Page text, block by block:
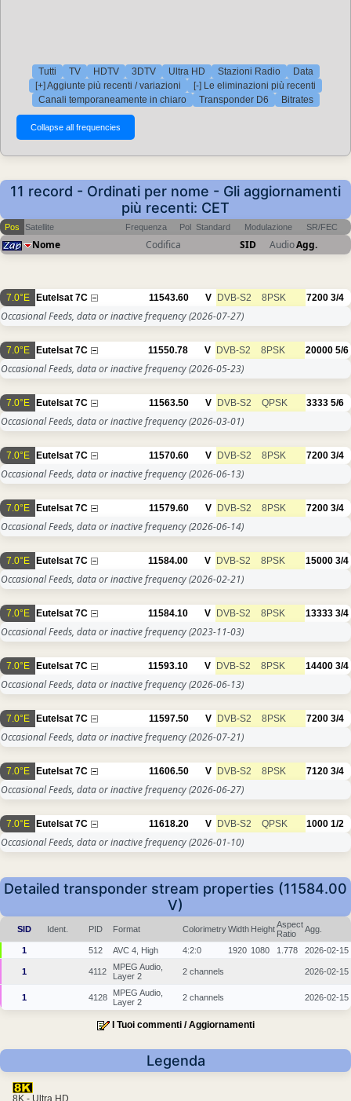
Tutti TV HDTV 3DTV Ultra HD Stazioni Radio
Data
[+] Aggiunte più recenti / variazioni
[-] Le eliminazioni più recenti
Canali temporaneamente in chiaro
Transponder D6 Bitrates
11 record - Ordinati per nome - Gli aggiornamenti
più recenti: CET
Pos Satellite Frequenza Pol Standard Modulazione SR/FEC
Nome Codifica SID AudioAgg.
7.0°E Eutelsat 7C 11543.60 V DVB-S2 8PSK 7200 3/4
Occasional Feeds, data or inactive frequency(2026-07-27)
7.0°E Eutelsat 7C 11550.78 V DVB-S2 8PSK 20000 5/6
Occasional Feeds, data or inactive frequency(2026-05-23)
7.0°E Eutelsat 7C 11563.50 V DVB-S2 QPSK 3333 5/6
Occasional Feeds, data or inactive frequency(2026-03-01)
7.0°E Eutelsat 7C 11570.60 V DVB-S2 8PSK 7200 3/4
Occasional Feeds, data or inactive frequency(2026-06-13)
7.0°E Eutelsat 7C 11579.60 V DVB-S2 8PSK 7200 3/4
Occasional Feeds, data or inactive frequency(2026-06-14)
7.0°E Eutelsat 7C 11584.00 V DVB-S2 8PSK 15000 3/4
Occasional Feeds, data or inactive frequency(2026-02-21)
7.0°E Eutelsat 7C 11584.10 V DVB-S2 8PSK 13333 3/4
Occasional Feeds, data or inactive frequency(2023-11-03)
7.0°E Eutelsat 7C 11593.10 V DVB-S2 8PSK 14400 3/4
Occasional Feeds, data or inactive frequency(2026-06-13)
7.0°E Eutelsat 7C 11597.50 V DVB-S2 8PSK 7200 3/4
Occasional Feeds, data or inactive frequency(2026-07-21)
7.0°E Eutelsat 7C 11606.50 V DVB-S2 8PSK 7120 3/4
Occasional Feeds, data or inactive frequency(2026-06-27)
7.0°E Eutelsat 7C 11618.20 V DVB-S2 QPSK 1000 1/2
Occasional Feeds, data or inactive frequency(2026-01-10)
Detailed transponder stream properties (11584.00
V)
SID Ident. PID Format ColorimetryWidth HeightAspect
Ratio
Agg.
1 512 AVC 4, High 4:2:0 1920 1080 1.778 2026-02-15
1 4112
MPEG Audio,
Layer 2
2 channels 2026-02-15
1 4128
MPEG Audio,
Layer 2
2 channels 2026-02-15
I Tuoi commenti / Aggiornamenti
Legenda
8K - Ultra HD